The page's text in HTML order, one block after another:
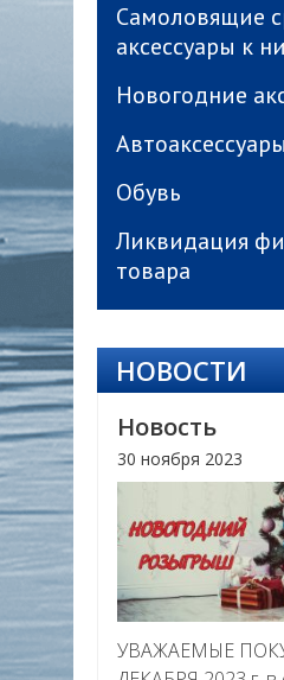
Самоловящие
аксессуары к
Новогодние
Автоаксессуары
Обувь
Ликвидация
товара
НОВОСТИ
Новость
30 ноября 2023
УВАЖАЕМЫЕ